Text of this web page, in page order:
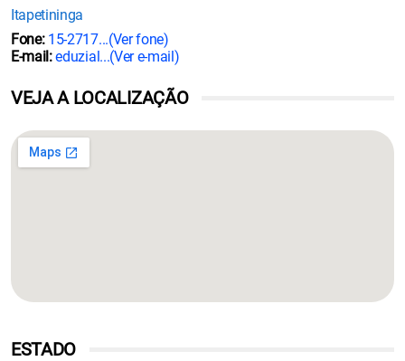
Itapetininga
Fone: 15-2717...(Ver fone)
E-mail:eduzial...(Ver e-mail)
VEJA A LOCALIZAÇÃO
ESTADO